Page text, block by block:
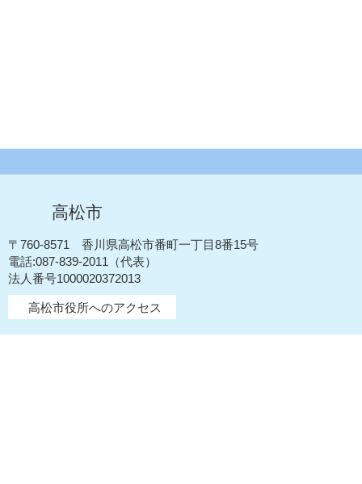
高松市
〒760-8571 香川県高松市番町一丁目8番15号
電話:087-839-2011（代表）
法人番号1000020372013
高松市役所へのアクセス